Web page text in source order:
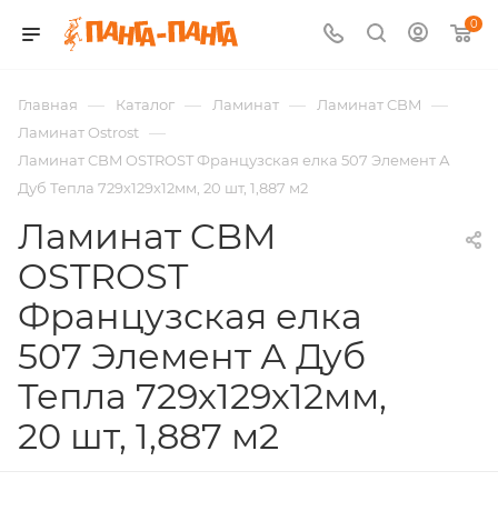
0
Главная — Каталог — Ламинат — Ламинат CBM —
Ламинат Ostrost —
Ламинат CBM OSTROST Французская елка 507 Элемент А
Дуб Тепла 729х129х12мм, 20 шт, 1,887 м2
Ламинат CBM
OSTROST
Французская елка
507 Элемент А Дуб
Тепла 729х129х12мм,
20 шт, 1,887 м2